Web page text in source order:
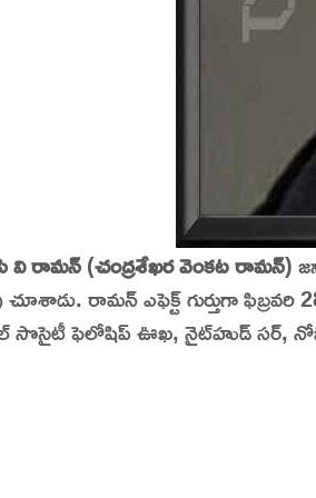
వి రామన్(చంద్రశేఖర వెంకట రామన్)
చూశాడు.రామన్ ఎఫెక్ట్ గుర్తుగా
సొసైటీ ఫెలోషిప్ ఊఖ, నైట్‌హుడ్ సర్,